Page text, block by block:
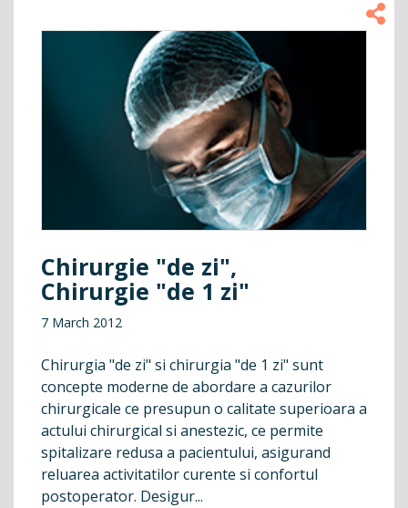
Chirurgie "de zi",
Chirurgie "de 1 zi"
7 March 2012
Chirurgia "de zi" si chirurgia "de 1 zi" sunt
concepte moderne de abordare a cazurilor
chirurgicale ce presupun o calitate superioara a
actului chirurgical si anestezic, ce permite
spitalizare redusa a pacientului, asigurand
reluarea activitatilor curente si confortul
postoperator. Desigur...